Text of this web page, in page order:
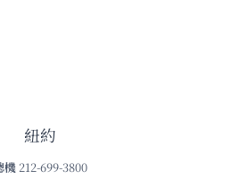
紐約
機 212-699-3800